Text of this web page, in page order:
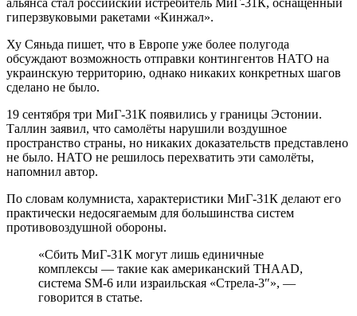
гиперзвуковыми ракетами «Кинжал».
Ху Сяньда пишет, что в Европе уже более полугода
обсуждают возможность отправки контингентов НАТО на
украинскую территорию, однако никаких конкретных шагов
сделано не было.
19 сентября три МиГ-31К появились у границы Эстонии.
Таллин заявил, что самолёты нарушили воздушное
пространство страны, но никаких доказательств представлено
не было. НАТО не решилось перехватить эти самолёты,
напомнил автор.
По словам колумниста, характеристики МиГ-31К делают его
практически недосягаемым для большинства систем
противовоздушной обороны.
«Сбить МиГ-31К могут лишь единичные
комплексы — такие как американский THAAD,
система SM-6 или израильская «Стрела-3″», —
говорится в статье.